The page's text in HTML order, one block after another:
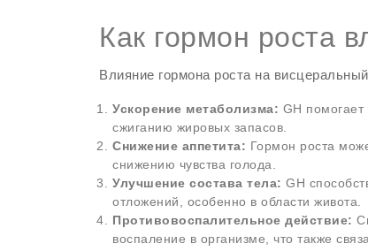
Как гормон роста
Влияние гормона роста на
Ускорение метаболизма: GH помогает
сжиганию жировых запасов.
Снижение аппетита: Гормон роста
снижению чувства голода.
Улучшение состава тела: GH
отложений, особенно в области живота.
Противовоспалительное действие:
воспаление в организме, что также